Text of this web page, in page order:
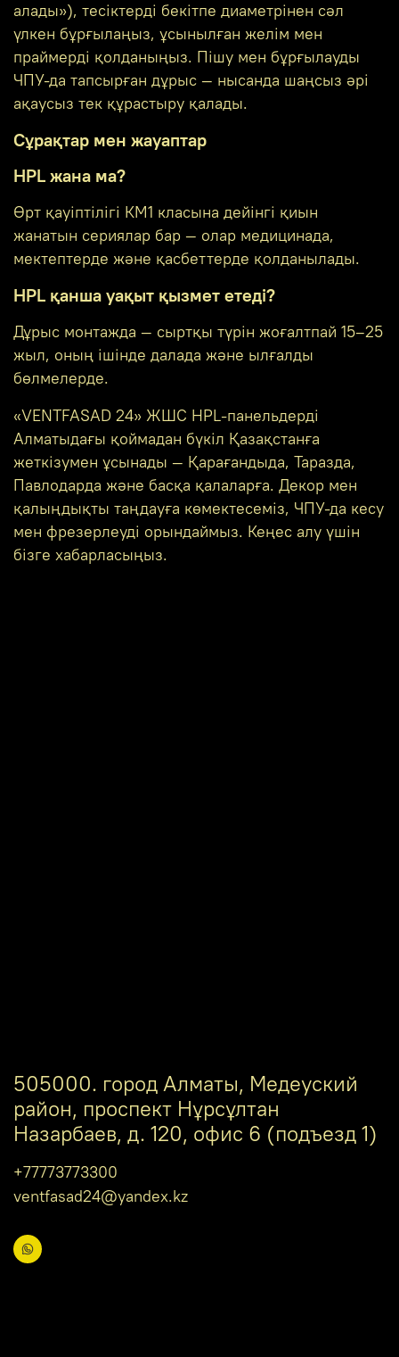
алады»), тесіктерді бекітпе диаметрінен сәл
үлкен бұрғылаңыз, ұсынылған желім мен
праймерді қолданыңыз. Пішу мен бұрғылауды
ЧПУ-да тапсырған дұрыс — нысанда шаңсыз әрі
ақаусыз тек құрастыру қалады.
Сұрақтар мен жауаптар
HPL жана ма?
Өрт қауіптілігі КМ1 класына дейінгі қиын
жанатын сериялар бар — олар медицинада,
мектептерде және қасбеттерде қолданылады.
HPL қанша уақыт қызмет етеді?
Дұрыс монтажда — сыртқы түрін жоғалтпай 15–25
жыл, оның ішінде далада және ылғалды
бөлмелерде.
«VENTFASAD 24» ЖШС HPL-панельдерді
Алматыдағы қоймадан бүкіл Қазақстанға
жеткізумен ұсынады — Қарағандыда, Таразда,
Павлодарда және басқа қалаларға. Декор мен
қалыңдықты таңдауға көмектесеміз, ЧПУ-да кесу
мен фрезерлеуді орындаймыз. Кеңес алу үшін
бізге хабарласыңыз.
505000. город Алматы, Медеуский
район, проспект Нұрсұлтан
Назарбаев, д. 120, офис 6 (подъезд 1)
+77773773300
ventfasad24@yandex.kz